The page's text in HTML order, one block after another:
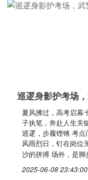
巡逻身影护考场
夏风拂过，高考启幕
子执笔，奔赴人生关
巡逻，步履铿锵 考
风雨烈日，钉在岗位
沙的拼搏 场外，是
2025-06-08 23:43:00